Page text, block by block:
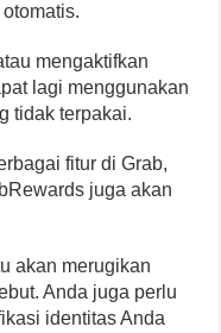
mengaktifkan
lagi menggunakan
tidak terpakai.
fitur di Grab,
juga akan
akan merugikan
Anda juga perlu
identitas Anda